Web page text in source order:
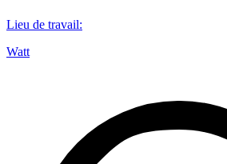
Lieu de travail:
Watt